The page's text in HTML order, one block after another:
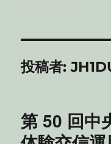
投稿者:
第 50 回中